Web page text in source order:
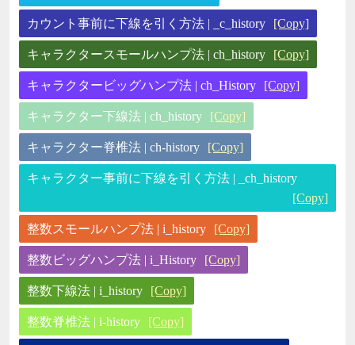
カウント事前に下線を引く方法 | _c_history [Copy]
キャラクタースモールハンプ法 | ch_history [Copy]
キャラクタービッグハンプ法 | ch_History [Copy]
キャラクター下線法 | ch_history [Copy]
キャラクター脊椎法 | ch-history [Copy]
キャラクター事前に下線を引く方法 | _ch_history
[Copy]
整数スモールハンプ法 | i_history [Copy]
整数ビッグハンプ法 | i_History [Copy]
整数下線法 | i_history [Copy]
整数脊椎法 | i-history [Copy]